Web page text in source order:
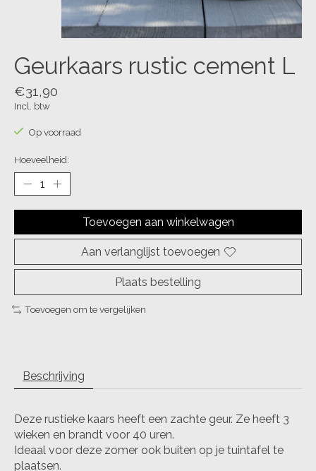
Geurkaars rustic cement L
€31,90
Incl. btw
Op voorraad
Hoeveelheid:
Toevoegen aan winkelwagen
Aan verlanglijst toevoegen
Plaats bestelling
Toevoegen om te vergelijken
Beschrijving
Deze rustieke kaars heeft een zachte geur. Ze heeft 3
wieken en brandt voor 40 uren.
Ideaal voor deze zomer ook buiten op je tuintafel te
plaatsen.